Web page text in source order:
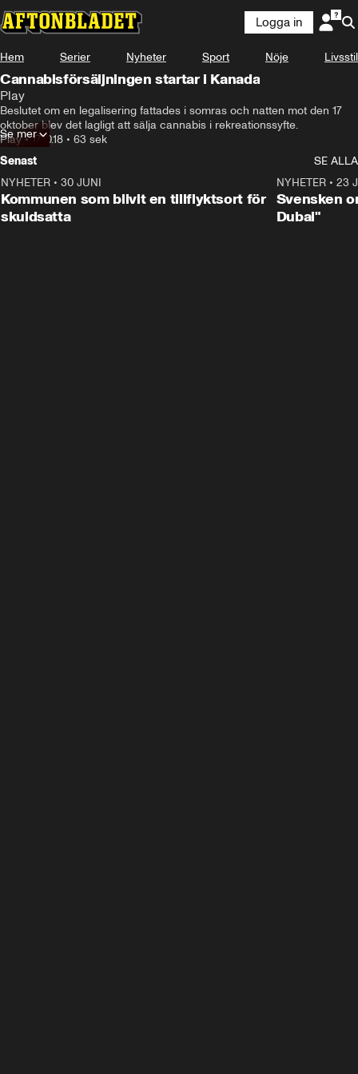
Logga in
Hem Serier Nyheter Sport Nöje Livsstil
Cannabisförsäljningen startar i Kanada
Play
Beslutet om en legalisering fattades i somras och natten mot den 17
oktober blev det lagligt att sälja cannabis i rekreationssyfte.
Play•17.10.18 • 63 sek
Se mer
Senast
SE ALLA
NYHETER • 30 JUNI
Kommunen som blivit en tillflyktsort för
skuldsatta
NYHETER• 23
Svensken
Dubai"